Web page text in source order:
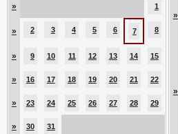
» 1
» 2 3 4 5 6 7 8
» 9 10 11 12 13 14 15
» 16 17 18 19 20 21 22
» 23 24 25 26 27 28 29
» 30 31
»
»